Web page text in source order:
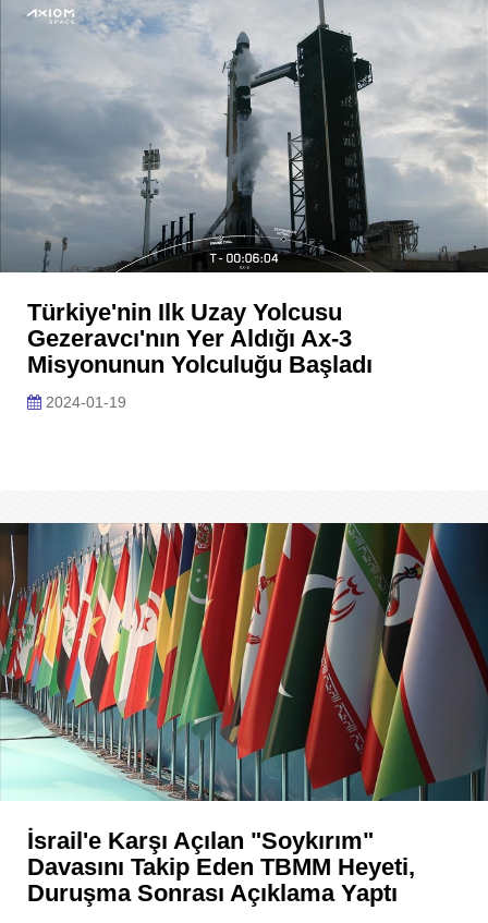
Türkiye'nin Ilk Uzay Yolcusu
Gezeravcı'nın Yer Aldığı Ax-3
Misyonunun Yolculuğu Başladı
2024-01-19
İsrail'e Karşı Açılan "soykırım"
Davasını Takip Eden TBMM Heyeti,
Duruşma Sonrası Açıklama Yaptı